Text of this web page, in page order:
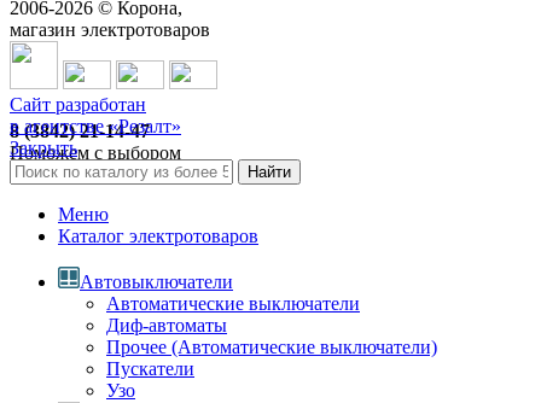
8 (3842) 21-14-47
Поможем с выбором
2006-2026 © Корона,
магазин электротоваров
Сайт разработан
в агентстве «Резалт»
Закрыть
Найти
Меню
Каталог электротоваров
Автовыключатели
Автоматические выключатели
Диф-автоматы
Прочее (Автоматические выключатели)
Пускатели
Узо